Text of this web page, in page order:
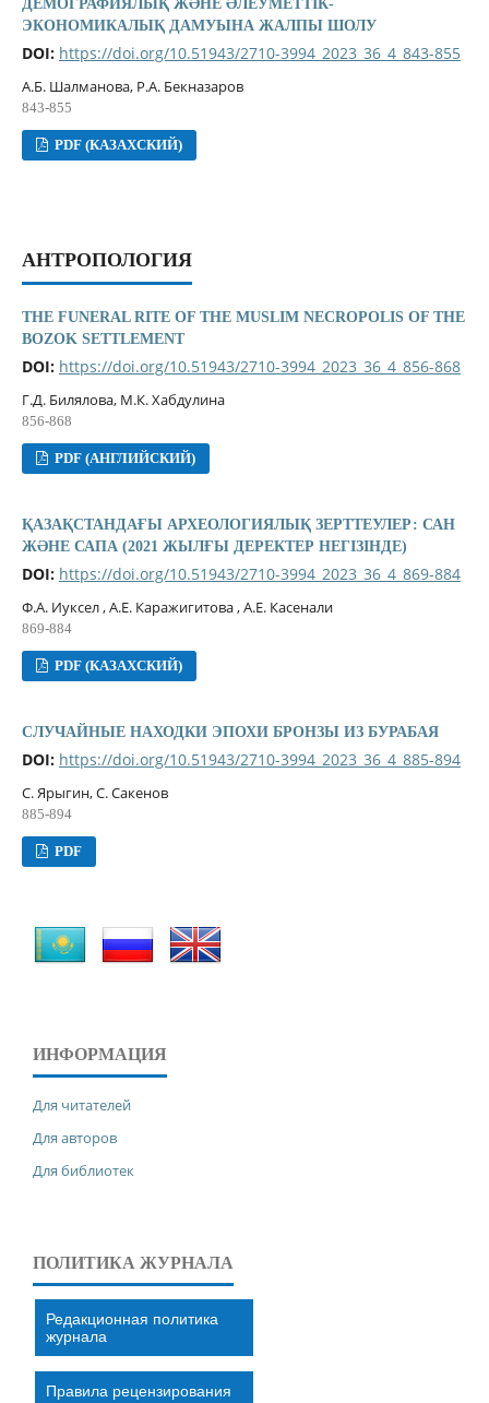
ДЕМОГРАФИЯЛЫҚ ЖӘНЕ ӘЛЕУМЕТТІК-
ЭКОНОМИКАЛЫҚ ДАМУЫНА ЖАЛПЫ ШОЛУ
DOI: https://doi.org/10.51943/2710-3994_2023_36_4_843-855
А.Б. Шалманова, Р.А. Бекназаров
843-855
PDF (КАЗАХСКИЙ)
АНТРОПОЛОГИЯ
THE FUNERAL RITE OF THE MUSLIM NECROPOLIS OF THE
BOZOK SETTLEMENT
DOI: https://doi.org/10.51943/2710-3994_2023_36_4_856-868
Г.Д. Билялова, М.К. Хабдулина
856-868
PDF (АНГЛИЙСКИЙ)
ҚАЗАҚСТАНДАҒЫ АРХЕОЛОГИЯЛЫҚ ЗЕРТТЕУЛЕР: САН
ЖӘНЕ САПА (2021 ЖЫЛҒЫ ДЕРЕКТЕР НЕГІЗІНДЕ)
DOI: https://doi.org/10.51943/2710-3994_2023_36_4_869-884
Ф.А. Иуксел , А.Е. Каражигитова , А.Е. Касенали
869-884
PDF (КАЗАХСКИЙ)
СЛУЧАЙНЫЕ НАХОДКИ ЭПОХИ БРОНЗЫ ИЗ БУРАБАЯ
DOI: https://doi.org/10.51943/2710-3994_2023_36_4_885-894
С. Ярыгин, С. Сакенов
885-894
PDF
ИНФОРМАЦИЯ
Для читателей
Для авторов
Для библиотек
ПОЛИТИКА ЖУРНАЛА
Редакционная политика
журнала
Правила рецензирования